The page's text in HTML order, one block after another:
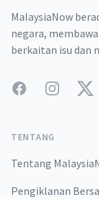
MalaysiaNow
negara,
berkaitan isu dan
FacebookInstagram
TENTANG
Tentang
Pengiklanan